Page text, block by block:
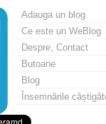
Adauga un blog
Ce este un WeBlog
Despre, Contact
Butoane
Blog
Însemnările